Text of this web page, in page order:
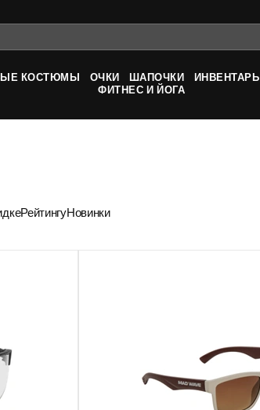
КОСТЮМЫ ОЧКИ ШАПОЧКИ ИНВЕНТАРЬ
ФИТНЕС И ЙОГА
РейтингуНовинки